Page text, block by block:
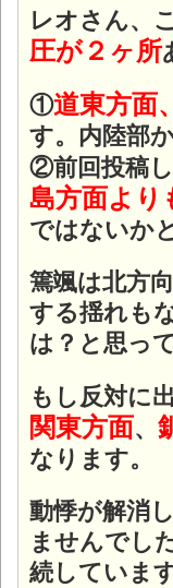
レオさん、
圧が２ヶ所
①道東方面
す。内陸部
②前回投稿
島方面より
ではないか
篶颯は北方
する揺れも
は？と思っ
もし反対に
関東方面、
なります。
動悸が解消
ませんでし
続しています